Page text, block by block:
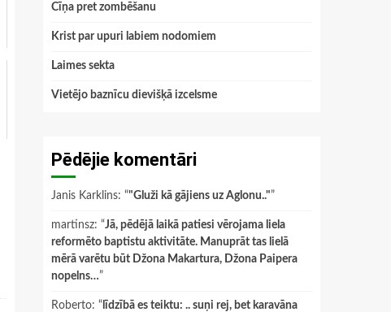
Cīņa pret zombēšanu
Krist par upuri labiem nodomiem
Laimes sekta
Vietējo baznīcu dievišķā izcelsme
Pēdējie komentāri
Janis Karklins: “"Gluži kā gājiens uz Aglonu.."”
martinsz: “Jā, pēdējā laikā patiesi vērojama liela
reformēto baptistu aktivitāte. Manuprāt tas lielā
mērā varētu būt Džona Makartura, Džona Paipera
nopelns…”
Roberto: “ līdzībā es teiktu: .. suņi rej, bet karavāna